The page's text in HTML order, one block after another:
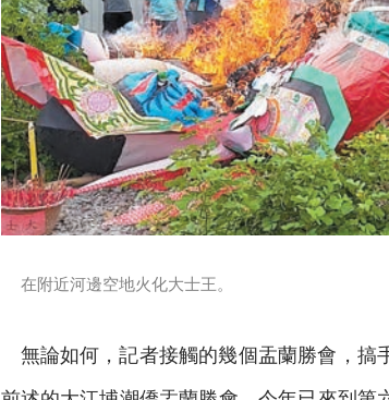
在附近河邊空地火化大士王。
無論如何，記者接觸的幾個盂蘭勝會，搞